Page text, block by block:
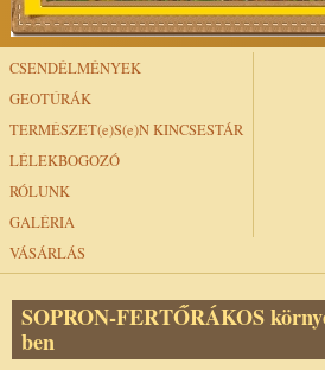
CSENDÉLMÉNYEK
GEOTÚRÁK
TERMÉSZET(e)S(e)N KINCSESTÁR
LÉLEKBOGOZÓ
RÓLUNK
GALÉRIA
VÁSÁRLÁS
SOPRON-FERTŐRÁKOS
ben